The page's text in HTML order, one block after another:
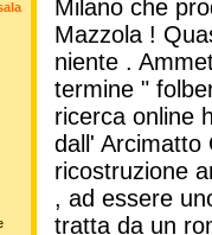
Milano che
Mazzola !
niente .
termine "
ricerca online
dall' Arcimatto
ricostruzione
, ad essere
tratta da un